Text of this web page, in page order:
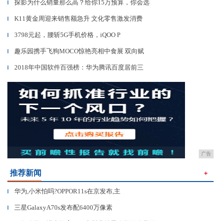
▎ 探影为什么销量那么高？给你15万预算，你会选
▎ K11黄金周迎来销售额急升 文化零售激发消费
▎ 3798元起，腰斩5G手机价格，iQOO P
▎ 趣乐园携手飞狗MOCO惊艳亮相中食展 双向赋
▎ 2018年中国软件百强榜：华为腾讯百度居前三
广告
推荐新闻 ＋
▎ 华为,小米怕吗?OPPOR11s在京发布,主
▎ 三星GalaxyA70s发布配6400万像素